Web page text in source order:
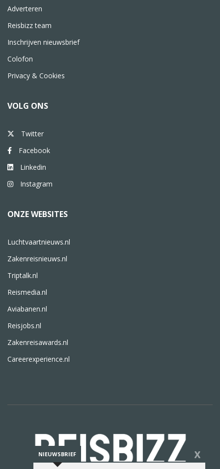
Adverteren
Reisbizz team
Inschrijven nieuwsbrief
Colofon
Privacy & Cookies
VOLG ONS
Twitter
Facebook
Linkedin
Instagram
ONZE WEBSITES
Luchtvaartnieuws.nl
Zakenreisnieuws.nl
Triptalk.nl
Reismedia.nl
Aviabanen.nl
Reisjobs.nl
Zakenreisawards.nl
Careerexperience.nl
NIEUWSBRIEF X